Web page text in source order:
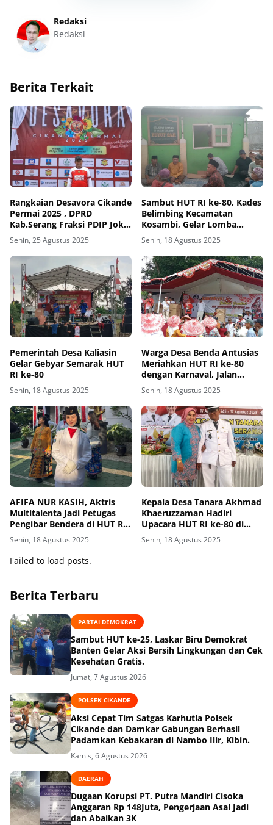
Redaksi
Redaksi
Berita Terkait
Rangkaian Desavora Cikande
Permai 2025 , DPRD
Kab.Serang Fraksi PDIP Joko
Santoso Hadiri Puncak
Karnaval HUT RI Ke-80
Senin, 25 Agustus 2025
Sambut HUT RI ke-80, Kades
Belimbing Kecamatan
Kosambi, Gelar Lomba
Gotong Royong Bersih -
Bersih dan Perbaikan
Sejumlah Makam
Senin, 18 Agustus 2025
Pemerintah Desa Kaliasin
Gelar Gebyar Semarak HUT
RI ke-80
Senin, 18 Agustus 2025
Warga Desa Benda Antusias
Meriahkan HUT RI ke-80
dengan Karnaval, Jalan
Santai, dan Aneka
Perlombaan
Senin, 18 Agustus 2025
AFIFA NUR KASIH, Aktris
Multitalenta Jadi Petugas
Pengibar Bendera di HUT RI
ke-80
Senin, 18 Agustus 2025
Kepala Desa Tanara Akhmad
Khaeruzzaman Hadiri
Upacara HUT RI ke-80 di
Kecamatan Tanara
Senin, 18 Agustus 2025
Failed to load posts.
Berita Terbaru
PARTAI DEMOKRAT
Sambut HUT ke-25, Laskar Biru Demokrat
Banten Gelar Aksi Bersih Lingkungan dan Cek
Kesehatan Gratis.
Jumat, 7 Agustus 2026
POLSEK CIKANDE
Aksi Cepat Tim Satgas Karhutla Polsek
Cikande dan Damkar Gabungan Berhasil
Padamkan Kebakaran di Nambo Ilir, Kibin.
Kamis, 6 Agustus 2026
DAERAH
Dugaan Korupsi PT. Putra Mandiri Cisoka
Anggaran Rp 148Juta, Pengerjaan Asal Jadi
dan Abaikan 3K